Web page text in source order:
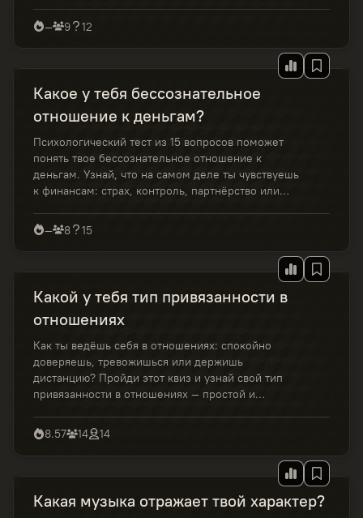
жизни.
— 9 12
Какое у тебя бессознательное
отношение к деньгам?
Психологический тест из 15 вопросов поможет
понять твое бессознательное отношение к
деньгам. Узнай, что на самом деле ты чувствуешь
к финансам: страх, контроль, партнёрство или
—
8 15
Какой у тебя тип привязанности в
отношениях
Как ты ведёшь себя в отношениях: спокойно
доверяешь, тревожишься или держишь
дистанцию? Пройди этот квиз и узнай свой тип
привязанности в отношениях — простой и
разобраться в себе и своих чувствах.
8.57 14 14
Какая музыка отражает твой характер?